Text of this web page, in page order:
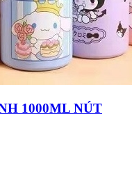
1000ML NÚT